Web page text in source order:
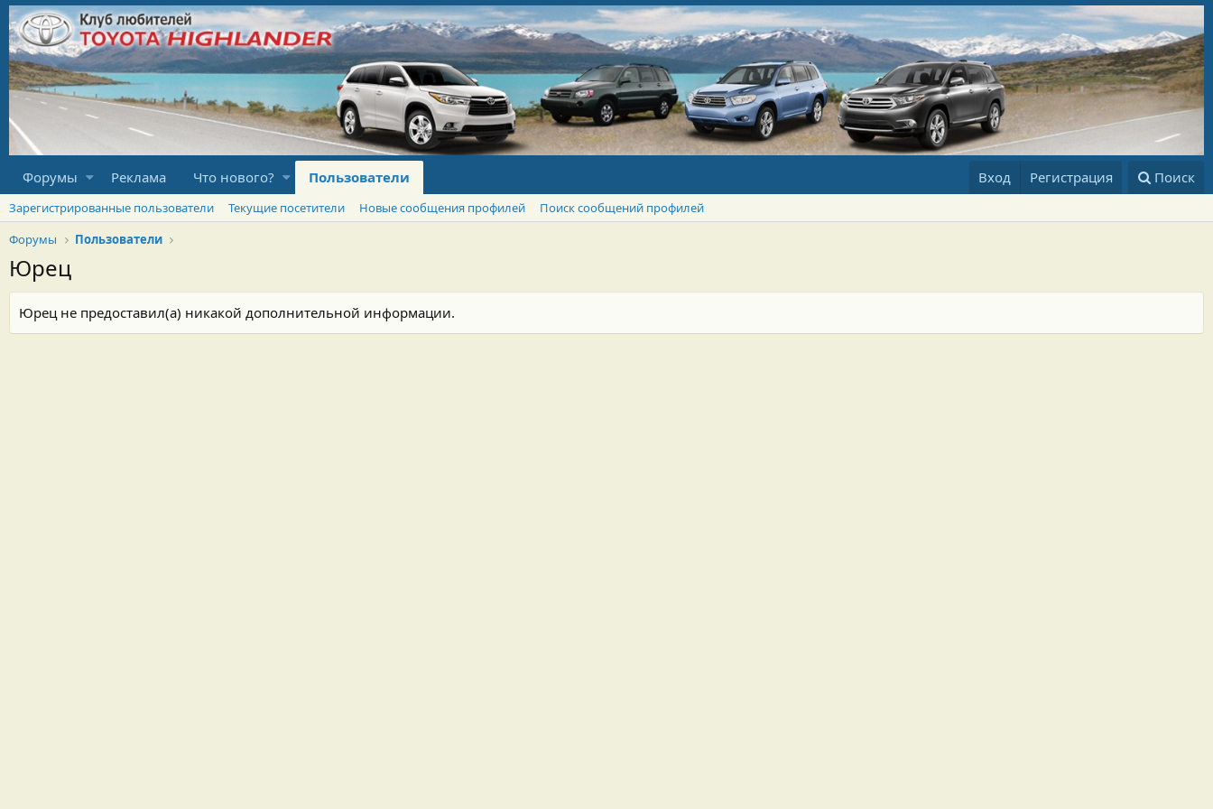
Форумы Реклама Что нового? Пользователи Вход Регистрация Поиск
Зарегистрированные пользователи Текущие посетители Новые сообщения профилей
Поиск сообщений профилей
Форумы
Пользователи
Юрец
Юрец не предоставил(а) никакой дополнительной информации.